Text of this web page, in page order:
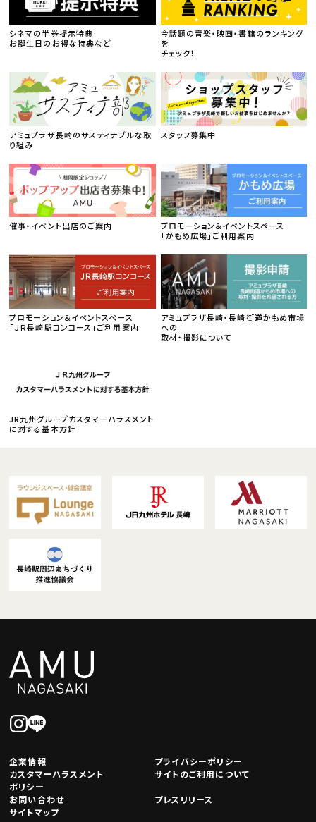
シネマの半券提示特典
お誕生日のお得な特典など
今話題の音楽・映画・書籍のランキング
を
チェック！
アミュプラザ長崎のサスティナブルな取
り組み
スタッフ募集中
催事・イベント出店のご案内
プロモーション＆イベントスペース
「かもめ広場」ご利用案内
プロモーション＆イベントスペース
「ＪＲ長崎駅コンコース」ご利用案内
アミュプラザ長崎・長崎街道かもめ市場
への
取材・撮影について
JR九州グループカスタマーハラスメント
に対する基本方針
企業情報
プライバシーポリシー
カスタマーハラスメント
ポリシー
サイトのご利用について
お問い合わせ
プレスリリース
サイトマップ